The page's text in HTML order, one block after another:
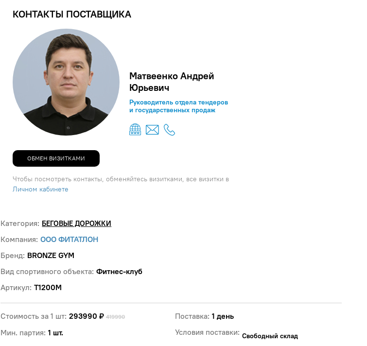
Категория: БЕГОВЫЕ ДОРОЖКИ
Компания: ООО ФИТАТЛОН
Бренд: BRONZE GYM
Вид спортивного объекта: Фитнес-клуб
Артикул: T1200M
Стоимость за 1 шт: 293990₽419990
Мин. партия: 1 шт.
Поставка: 1 день
Условия поставки: Свободный склад
КОНТАКТЫ ПОСТАВЩИКА
Матвеенко Андрей
Юрьевич
Руководитель отдела тендеров
и государственных продаж
ОБМЕН ВИЗИТКАМИ
Чтобы посмотреть контакты, обменяйтесь визитками, все визитки в
Личном кабинете